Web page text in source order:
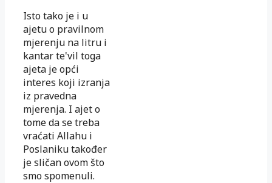
Isto tako je i u
ajetu o pravilnom
mjerenju na litru i
kantar te'vil toga
ajeta je opći
interes koji izranja
iz pravedna
mjerenja. I ajet o
tome da se treba
vraćati Allahu i
Poslaniku također
je sličan ovom što
smo spomenuli.